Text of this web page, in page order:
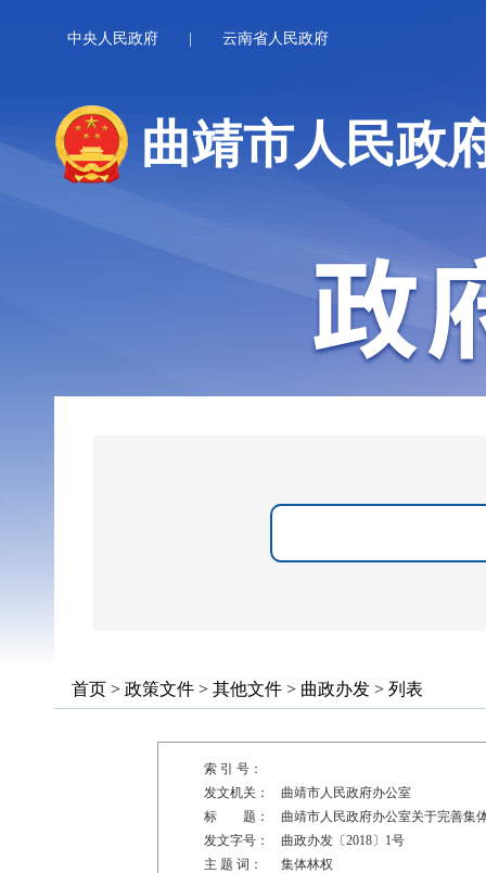
中央人民政府 云南省人民政府
曲靖市人民政
首页 > 政策文件 > 其他文件 > 曲政办发 > 列表
索 引 号：
发文机关：
曲靖市人民政府办公室
标 题：
曲靖市人民政府办公室关于完善集
发文字号：
曲政办发〔2018〕1号
主 题 词：
集体林权